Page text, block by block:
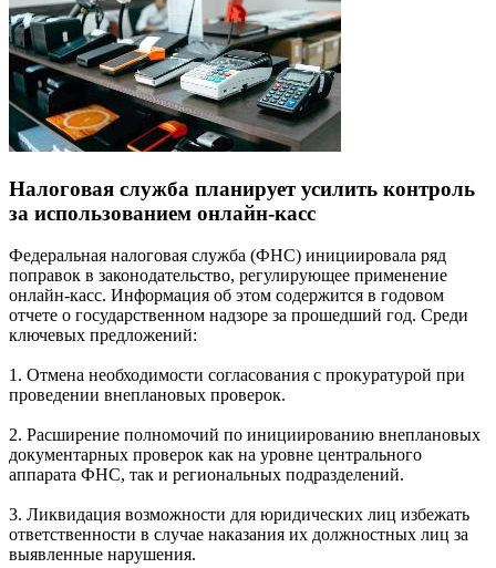
Налоговая служба планирует усилить контроль
за использованием онлайн-касс
Федеральная налоговая служба (ФНС) инициировала ряд
поправок в законодательство, регулирующее применение
онлайн-касс. Информация об этом содержится в годовом
отчете о государственном надзоре за прошедший год. Среди
ключевых предложений:
1. Отмена необходимости согласования с прокуратурой при
проведении внеплановых проверок.
2. Расширение полномочий по инициированию внеплановых
документарных проверок как на уровне центрального
аппарата ФНС, так и региональных подразделений.
3. Ликвидация возможности для юридических лиц избежать
ответственности в случае наказания их должностных лиц за
выявленные нарушения.